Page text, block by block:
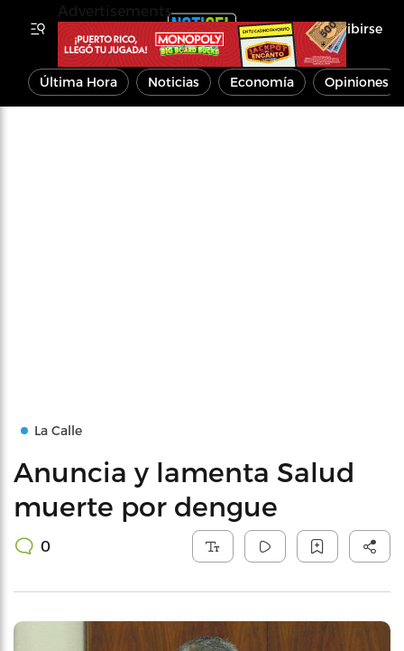
Inscribirse
Última Hora Noticias Economía Opiniones
La Calle
Anuncia y lamenta Salud
muerte por dengue
0
Advertisements